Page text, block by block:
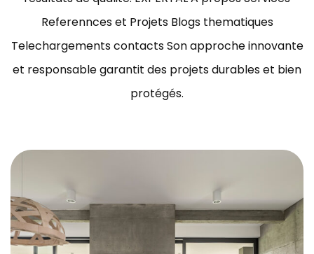
Referennces et Projets Blogs thematiques
Telechargements contacts Son approche innovante
et responsable garantit des projets durables et bien
protégés.